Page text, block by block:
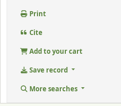
Print
Cite
Add to your cart
Save record
More searches